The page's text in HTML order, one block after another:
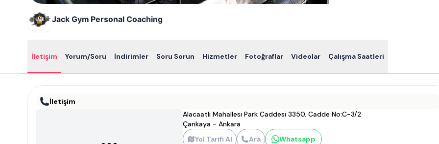
Jack Gym Personal Coaching
İletişim Yorum/Soru İndirimler Soru Sorun Hizmetler Fotoğraflar Videolar Çalışma Saatleri
İletişim
Alacaatlı Mahallesi Park Caddesi 3350. Cadde No:C-3/2
Çankaya - Ankara
Yol Tarifi Al
Ara Whatsapp